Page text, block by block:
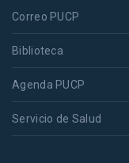
Correo PUCP
Biblioteca
Agenda PUCP
Servicio de Salud